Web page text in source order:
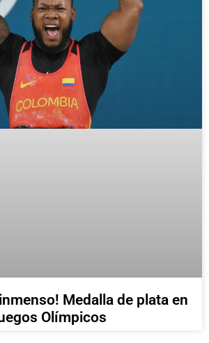
Medalla de plata en
Olímpicos